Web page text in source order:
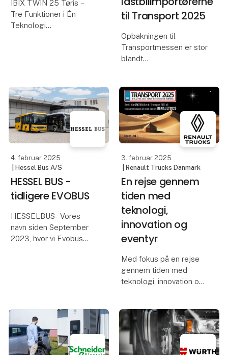
Danmark A/S
Ryk driften af
ladeinfrastruktur
organisationer bør tage
udgangspunkt i de
bygninger og den
elektriske kapacitet, de
allerede har, inden de
køber ladestandere til
elbiler. Ved at knytte
ladestanderne tættere til
drift
Vask af store
køretøjer
Er du på jagt efter
effektive produkter til
af produkter til vask og
pleje af køretøjer, så du
kan komme hele vejen
rundt i de forskellige
faser af
21. januar 2025
| Würth Danmark A/S
Specialværktøj til
store køretøjer
have brug for et særligt
værktøj designet til
netop den specifikke
opgave.
Én samlet
platform for SEC
og SET
Pr. 1. januar 2025 samler
vi kræfterne og lancerer
bedste fra SEC og SET.
Vi har skabt en
opdateret og
brugervenlig